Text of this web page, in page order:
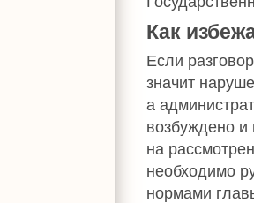
Как
Если
значит
а
возбуждено и
на
необходимо
нормами